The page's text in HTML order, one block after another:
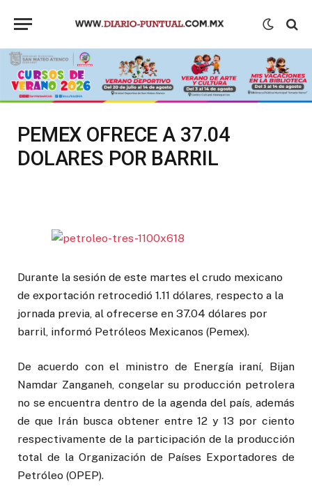
PEMEX OFRECE A 37.04
DOLARES POR BARRIL
Durante la sesión de este martes el crudo mexicano
de exportación retrocedió 1.11 dólares, respecto a la
jornada previa, al ofrecerse en 37.04 dólares por
barril, informó Petróleos Mexicanos (Pemex).
De acuerdo con el ministro de Energía iraní, Bijan
Namdar Zanganeh, congelar su producción petrolera
no se encuentra dentro de la agenda del país, además
de que Irán busca obtener entre 12 y 13 por ciento
respectivamente de la participación de la producción
total de la Organización de Países Exportadores de
Petróleo (OPEP).